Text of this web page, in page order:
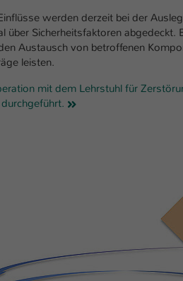
werden derzeit bei der
über Sicherheitsfaktoren
Austausch von be­troffenen
leisten.
mit dem Lehrstuhl für
Zweck
Zweck